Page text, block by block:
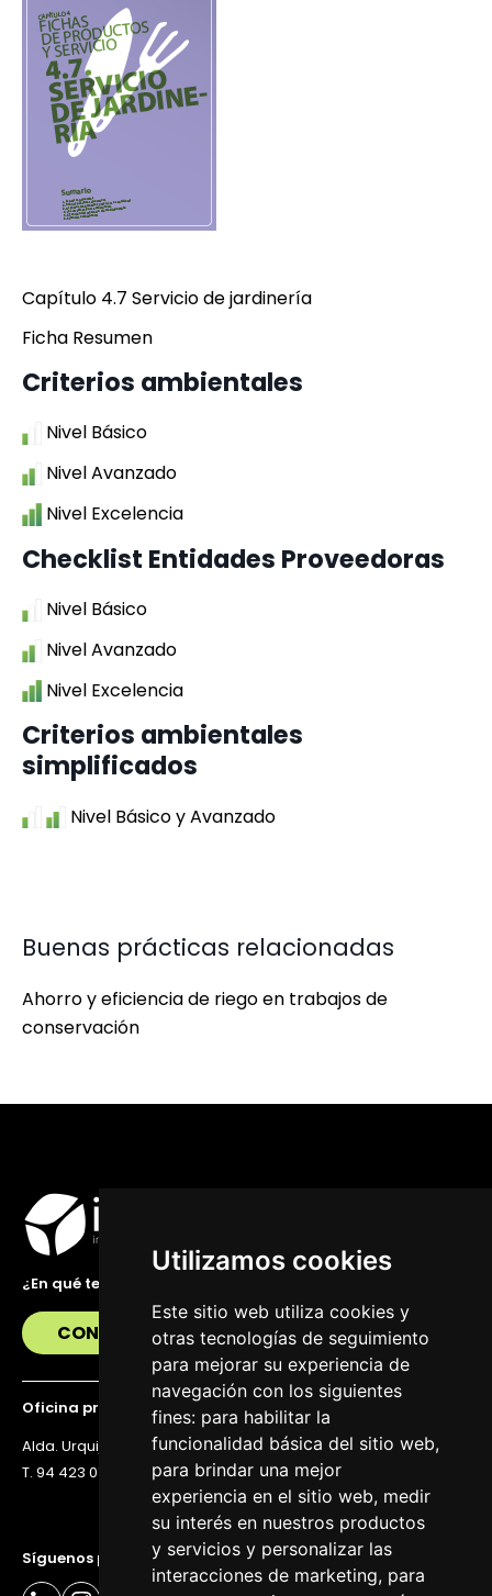
Utilizamos cookies
Este sitio web utiliza cookies y
otras tecnologías de seguimiento
para mejorar su experiencia de
navegación con los siguientes
fines: para habilitar la
funcionalidad básica del sitio web,
para brindar una mejor
experiencia en el sitio web, medir
su interés en nuestros productos
y servicios y personalizar las
interacciones de marketing, para
Capítulo 4.7 Servicio de jardinería
Ficha Resumen
Criterios ambientales
Nivel Básico
Nivel Avanzado
Nivel Excelencia
Checklist Entidades Proveedoras
Nivel Básico
Nivel Avanzado
Nivel Excelencia
Criterios ambientales
simplificados
Nivel Básico y Avanzado
Buenas prácticas relacionadas
Ahorro y eficiencia de riego en trabajos de
conservación
Síguenos para estar al día
¿En qué te podemos ayudar?
CONTÁCTANOS
Oficina principal
Alda. Urquijo 36, 6ª planta, 48011 Bilbao
T. 94 423 07 43